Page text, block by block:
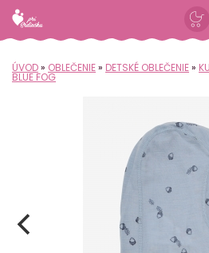
ÚVOD» OBLEČENIE» DETSKÉ OBLEČENIE»
BLUE FOG